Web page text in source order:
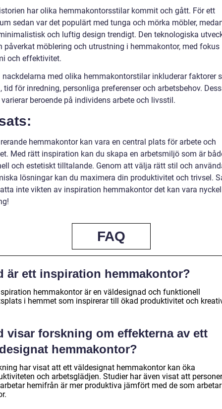
har olika hemmakontorsstilar kommit och gått. För ett
sedan var det populärt med tunga och mörka möbler,
och luftig design trendigt. Den teknologiska
påverkat möblering och utrustning i hemmakontor, med fokus
och effektivitet.
nackdelarna med olika hemmakontorstilar inkluderar faktorer
tid för inredning, personliga preferenser och arbetsbehov.
beroende på individens arbete och livsstil.
hemmakontor kan vara en central plats för arbete och
Med rätt inspiration kan du skapa en arbetsmiljö som är
och estetiskt tilltalande. Genom att välja rätt stil och
lösningar kan du maximera din produktivitet och trivsel.
inte vikten av inspiration hemmakontor det kan vara
FAQ
är ett inspiration hemmakontor?
hemmakontor är en väldesignad och funktionell
i hemmet som inspirerar till ökad produktivitet och
visar forskning om effekterna av ett
hemmakontor?
har visat att ett väldesignat hemmakontor kan öka
och arbetsglädjen. Studier har även visat att personer
hemifrån är mer produktiva jämfört med de som